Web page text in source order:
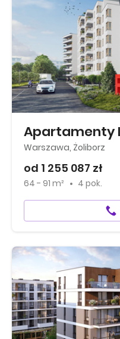
Apartamenty
Warszawa, Żoliborz
od 1 255 087 zł
64 - 91 m² 4 pok.